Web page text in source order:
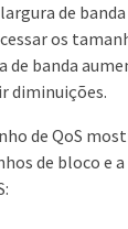
de
os
de banda
diminuições.
de QoS
de bloco e